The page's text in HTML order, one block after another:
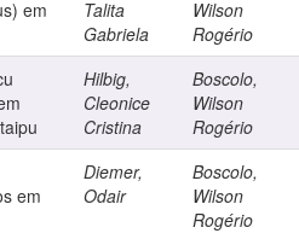
em
Talita
Gabriela
Wilson
Rogério
Hilbig,
Cleonice
Cristina
Boscolo,
Wilson
Rogério
em
Diemer,
Odair
Boscolo,
Wilson
Rogério